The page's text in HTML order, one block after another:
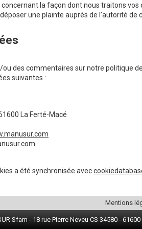
la façon dont nous traitons
une plainte auprès de l’autorité
ou des commentaires sur notre politique
suivantes :
La Ferté-Macé
a été synchronisée avec
Mentions
Sfam - 18 rue Pierre Neveu CS 34580 -